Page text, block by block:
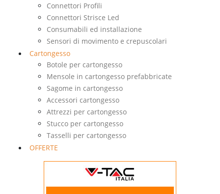
Connettori Profili
Connettori Strisce Led
Consumabili ed installazione
Sensori di movimento e crepuscolari
Cartongesso
Botole per cartongesso
Mensole in cartongesso prefabbricate
Sagome in cartongesso
Accessori cartongesso
Attrezzi per cartongesso
Stucco per cartongesso
Tasselli per cartongesso
OFFERTE